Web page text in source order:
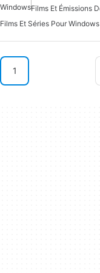
Windows
Films Et Séries Pour Windows
1